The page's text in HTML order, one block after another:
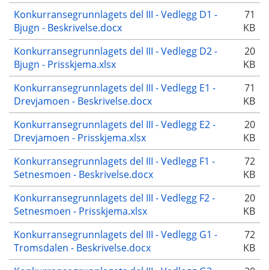
Konkurransegrunnlagets del III - Vedlegg D1 -
Bjugn - Beskrivelse.docx
71
KB
Konkurransegrunnlagets del III - Vedlegg D2 -
Bjugn - Prisskjema.xlsx
20
KB
Konkurransegrunnlagets del III - Vedlegg E1 -
Drevjamoen - Beskrivelse.docx
71
KB
Konkurransegrunnlagets del III - Vedlegg E2 -
Drevjamoen - Prisskjema.xlsx
20
KB
Konkurransegrunnlagets del III - Vedlegg F1 -
Setnesmoen - Beskrivelse.docx
72
KB
Konkurransegrunnlagets del III - Vedlegg F2 -
Setnesmoen - Prisskjema.xlsx
20
KB
Konkurransegrunnlagets del III - Vedlegg G1 -
Tromsdalen - Beskrivelse.docx
72
KB